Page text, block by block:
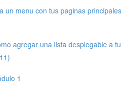
un menu con tus paginas principales
agregar una lista desplegable a tu
1